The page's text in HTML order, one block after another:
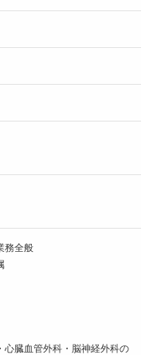
務全般
心臓血管外科・脳神経外科の